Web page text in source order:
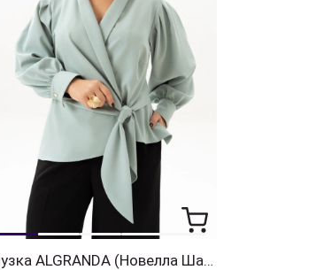
Блузка ALGRANDA (Новелла Шарм) 4114-8-2